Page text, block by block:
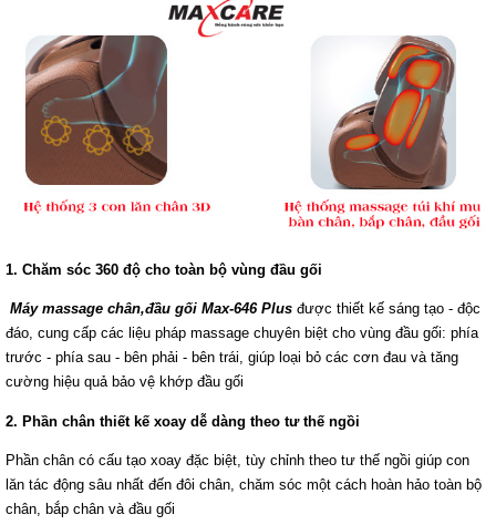
1. Chăm sóc 360 độ cho toàn bộ vùng đầu gối
Máy massage chân,đầu gối Max-646 Plus được thiết kế sáng tạo - độc
đáo, cung cấp các liệu pháp massage chuyên biệt cho vùng đầu gối: phía
trước - phía sau - bên phải - bên trái, giúp loại bỏ các cơn đau và tăng
cường hiệu quả bảo vệ khớp đầu gối
2. Phần chân thiết kế xoay dễ dàng theo tư thế ngồi
Phần chân có cấu tạo xoay đặc biệt, tùy chỉnh theo tư thế ngồi giúp con
lăn tác động sâu nhất đến đôi chân, chăm sóc một cách hoàn hảo toàn bộ
chân, bắp chân và đầu gối